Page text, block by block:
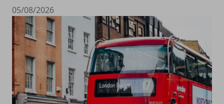
05/08/2026